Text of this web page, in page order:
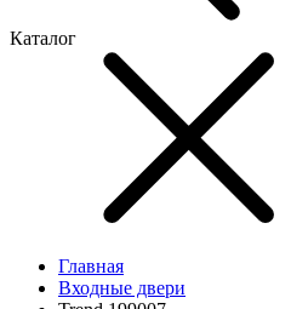
Каталог
Главная
Входные двери